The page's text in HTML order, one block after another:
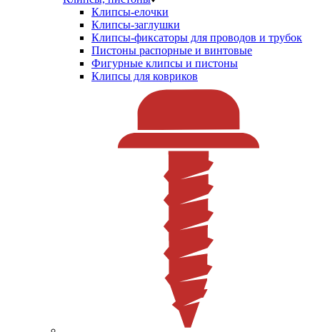
Клипсы-елочки
Клипсы-заглушки
Клипсы-фиксаторы для проводов и трубок
Пистоны распорные и винтовые
Фигурные клипсы и пистоны
Клипсы для ковриков